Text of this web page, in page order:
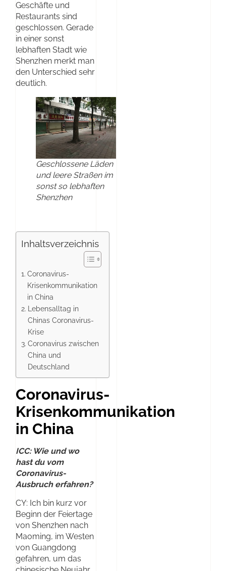
Geschäfte und
Restaurants sind
geschlossen. Gerade
in einer sonst
lebhaften Stadt wie
Shenzhen merkt man
den Unterschied sehr
deutlich.
Geschlossene Läden
und leere Straßen im
sonst so lebhaften
Shenzhen
Inhaltsverzeichnis
Coronavirus-
Krisenkommunikation
in China
Lebensalltag in
Chinas Coronavirus-
Krise
Coronavirus zwischen
China und
Deutschland
Coronavirus-
Krisenkommunikation
in China
ICC: Wie und wo
hast du vom
Coronavirus-
Ausbruch erfahren?
CY: Ich bin kurz vor
Beginn der Feiertage
von Shenzhen nach
Maoming, im Westen
von Guangdong
gefahren, um das